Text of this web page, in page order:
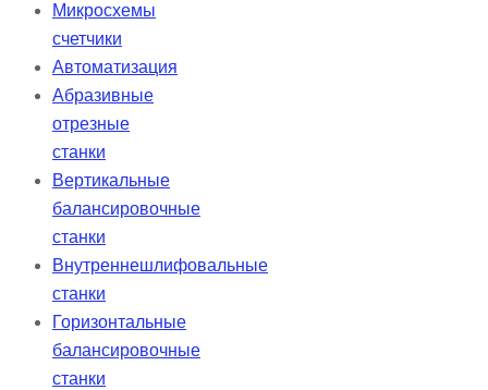
Микросхемы
счетчики
Автоматизация
Абразивные
отрезные
станки
Вертикальные
балансировочные
станки
Внутреннешлифовальные
станки
Горизонтальные
балансировочные
станки